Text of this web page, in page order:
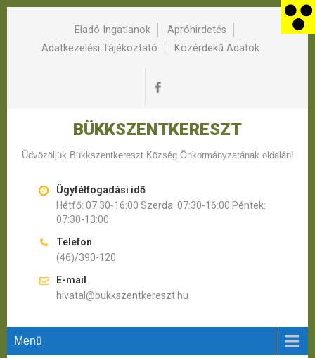
Eladó Ingatlanok
Apróhirdetés
Adatkezelési Tájékoztató
Közérdekű Adatok
BÜKKSZENTKERESZT
Üdvözöljük Bükkszentkereszt Község Önkormányzatának oldalán!
Ügyfélfogadási idő
Hétfő: 07:30-16:00 Szerda: 07:30-16:00 Péntek:
07:30-13:00
Telefon
(46)/390-120
E-mail
hivatal@bukkszentkereszt.hu
Menü